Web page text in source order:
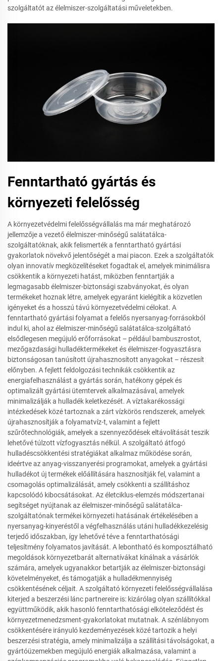
szolgáltatót az élelmiszer-szolgáltatási műveletekben.
Fenntartható gyártás és
környezeti felelősség
A környezetvédelmi felelősségvállalás ma már meghatározó
jellemzője a vezető élelmiszer-minőségű salátatálca-
szolgáltatóknak, akik felismerték a fenntartható gyártási
gyakorlatok növekvő jelentőségét a mai piacon. Ezek a szolgáltatók
olyan innovatív megközelítéseket fogadtak el, amelyek minimálisra
csökkentik a környezeti hatást, miközben fenntartják a
legmagasabb élelmiszer-biztonsági szabványokat, és olyan
termékeket hoznak létre, amelyek egyaránt kielégítik a közvetlen
igényeket és a hosszú távú környezetvédelmi célokat. A
fenntartható gyártási folyamat a felelős nyersanyag-forrásokból
indul ki, ahol az élelmiszer-minőségű salátatálca-szolgáltató
elsődlegesen megújuló erőforrásokat – például bambuszrostot,
mezőgazdasági hulladéktermékeket és élelmiszer-fogyasztásra
biztonságosan tanúsított újrahasznosított anyagokat – részesít
előnyben. A fejlett feldolgozási technikák csökkentik az
energiafelhasználást a gyártás során, hatékony gépek és
optimalizált gyártási ütemtervek alkalmazásával, amelyek
minimalizálják a hulladék keletkezését. A víztakarékossági
intézkedések közé tartoznak a zárt vízkörös rendszerek, amelyek
újrahasznosítják a folyamatvíz-t, valamint a fejlett
szűrőtechnológiák, amelyek a szennyeződések eltávolítását teszik
lehetővé túlzott vízfogyasztás nélkül. A szolgáltató átfogó
hulladéscsökkentési stratégiákat alkalmaz működése során,
ideértve az anyag-visszanyerési programokat, amelyek a gyártási
hulladékot új termékek előállítására hasznosítják fel, valamint a
csomagolás optimalizálását, amely csökkenti a szállításhoz
kapcsolódó kibocsátásokat. Az életciklus-elemzés módszertanai
segítséget nyújtanak az élelmiszer-minőségű salátatálca-
szolgáltatónak termékei környezeti hatásának értékelésében a
nyersanyag-kinyeréstől a végfelhasználás utáni hulladékkezelésig
terjedő időszakban, így lehetővé téve a fenntarthatósági
teljesítmény folyamatos javítását. A lebontható és komposztálható
megoldások környezetbarát alternatívákat kínálnak a vásárlók
számára, amelyek ugyanakkor betartják az élelmiszer-biztonsági
követelményeket, és támogatják a hulladékmennyiség
csökkentésének céljait. A szolgáltató környezeti felelősségvállalása
kiterjed a beszerzési lánc partnereire is: kizárólag olyan szállítókkal
együttműködik, akik hasonló fenntarthatósági elköteleződést és
környezetmenedzsment-gyakorlatokat mutatnak. A szénlábnyom
csökkentésére irányuló kezdeményezések közé tartozik a helyi
beszerzési stratégia, amely minimalizálja a szállítási távolságokat, a
gyártóüzemekben megújuló energiák alkalmazása, valamint a